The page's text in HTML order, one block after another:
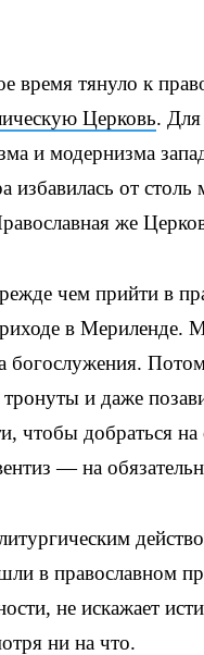
время тянуло к
Церковь. Для
и модернизма
от
же
чем прийти в
в
богослужения.
и даже
чтобы добраться
— на
в православном
не искажает
ни на что.